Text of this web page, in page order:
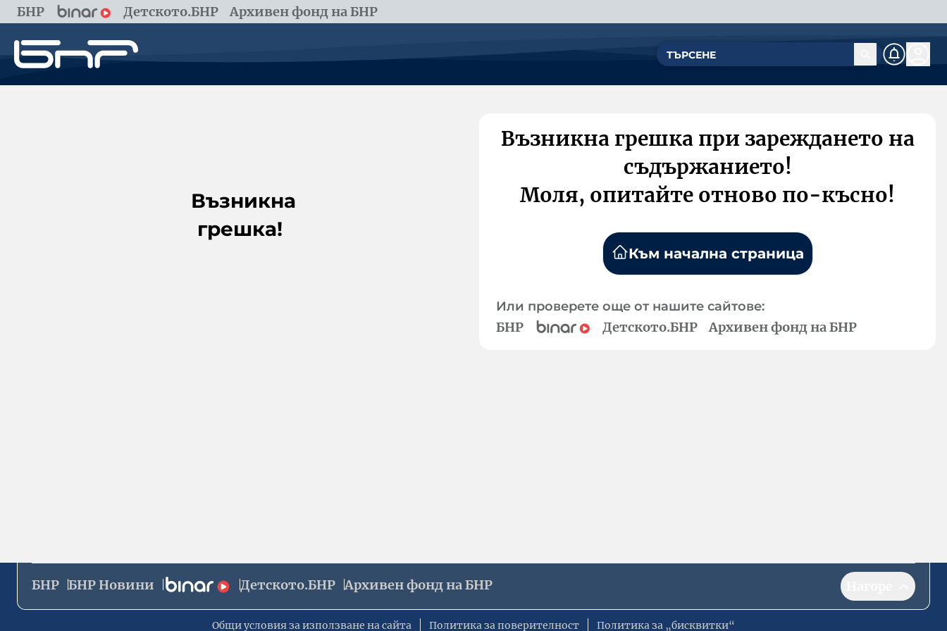
БНР Детското.БНР Архивен фонд на БНР
Възникна
грешка!
Възникна грешка при зареждането на
съдържанието!
Моля, опитайте отново по-късно!
Към начална страница
Или проверете още от нашите сайтове:
БНР Детското.БНР Архивен фонд на БНР
БНР БНР Новини Детското.БНР Архивен фонд на БНР
Общи условия за използване на сайта Политика за поверителност Политика за „бисквитки“